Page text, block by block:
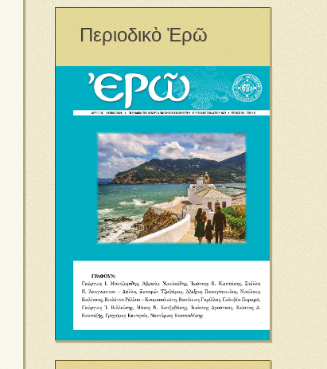
Περιοδικὸ Ἐρῶ